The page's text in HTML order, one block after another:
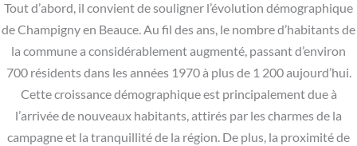
Tout d’abord, il convient de souligner l’évolution démographique
de Champigny en Beauce. Au fil des ans, le nombre d’habitants de
la commune a considérablement augmenté, passant d’environ
700 résidents dans les années 1970 à plus de 1 200 aujourd’hui.
Cette croissance démographique est principalement due à
l’arrivée de nouveaux habitants, attirés par les charmes de la
campagne et la tranquillité de la région. De plus, la proximité de